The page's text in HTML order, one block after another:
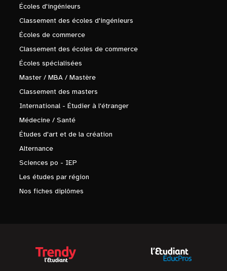
Écoles d'ingénieurs
Classement des écoles d'ingénieurs
Écoles de commerce
Classement des écoles de commerce
Écoles spécialisées
Master / MBA / Mastère
Classement des masters
International - Étudier à l'étranger
Médecine / Santé
Études d'art et de la création
Alternance
Sciences po - IEP
Les études par région
Nos fiches diplômes